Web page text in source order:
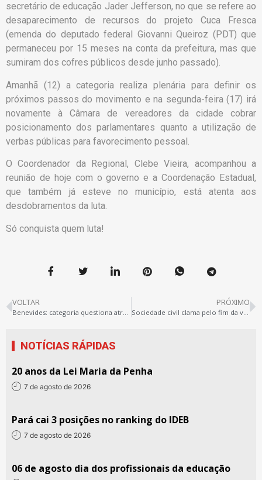
secretário de educação Jader Jefferson, no que se refere ao
desaparecimento de recursos do projeto Cuca Fresca
(emenda do deputado federal Giovanni Queiroz (PDT) que
permaneceu por 15 meses na conta da prefeitura, mas que
sumiram dos cofres públicos desde junho passado).
Amanhã (12) a categoria realiza plenária para definir os
próximos passos do movimento e na segunda-feira (17) irá
novamente à Câmara de vereadores da cidade cobrar
posicionamento dos parlamentares quanto a utilização de
verbas públicas para favorecimento pessoal.
O Coordenador da Regional, Clebe Vieira, acompanhou a
reunião de hoje com o governo e a Coordenação Estadual,
que também já esteve no município, está atenta aos
desdobramentos da luta.
Só conquista quem luta!
VOLTAR
Benevides: categoria questiona atraso de salários e imposições do prefeito
PRÓXIMO
Sociedade civil clama pelo fim da violência. Ato pede instalação de CPI das milícias
NOTÍCIAS RÁPIDAS
20 anos da Lei Maria da Penha
7 de agosto de 2026
Pará cai 3 posições no ranking do IDEB
7 de agosto de 2026
06 de agosto dia dos profissionais da educação